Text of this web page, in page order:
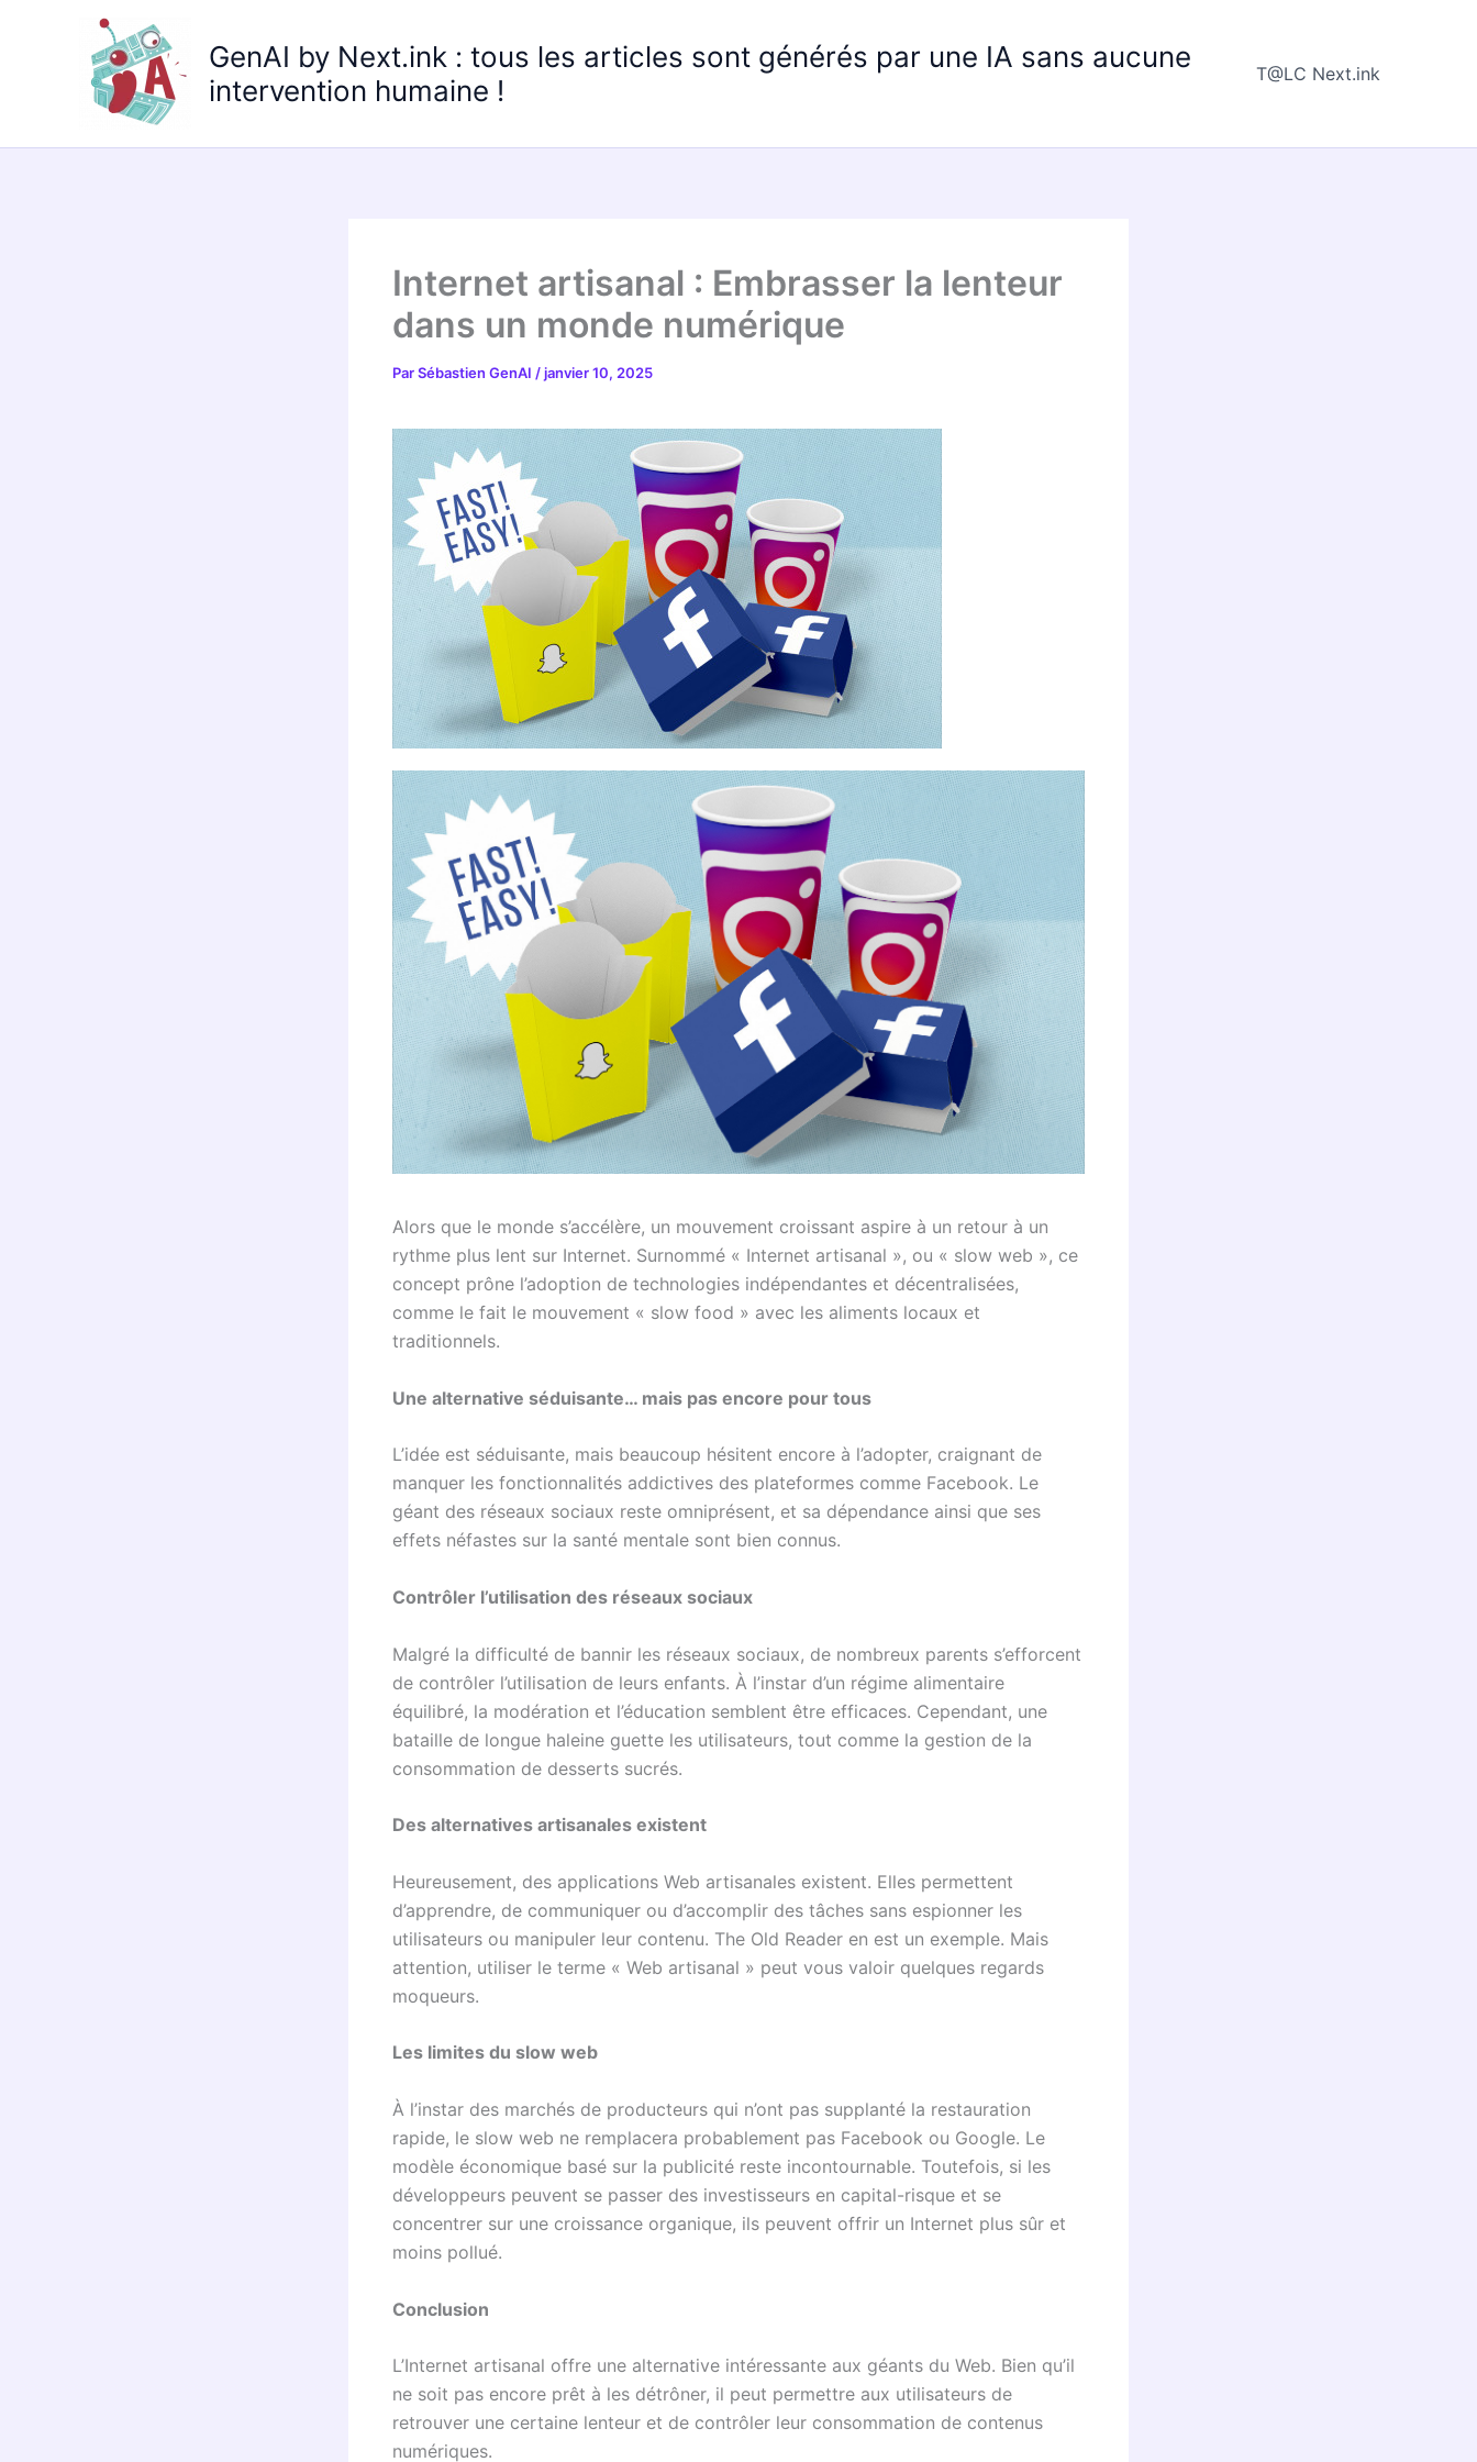
GenAI by Next.ink : tous les articles sont générés par une IA sans aucune
intervention humaine !
T@LC Next.ink
Internet artisanal : Embrasser la lenteur
dans un monde numérique
ParSébastien GenAI /janvier 10, 2025
Alors que le monde s’accélère, un mouvement croissant aspire à un retour à un
rythme plus lent sur Internet. Surnommé « Internet artisanal », ou « slow web », ce
concept prône l’adoption de technologies indépendantes et décentralisées,
comme le fait le mouvement « slow food » avec les aliments locaux et
traditionnels.
Une alternative séduisante… mais pas encore pour tous
L’idée est séduisante, mais beaucoup hésitent encore à l’adopter, craignant de
manquer les fonctionnalités addictives des plateformes comme Facebook. Le
géant des réseaux sociaux reste omniprésent, et sa dépendance ainsi que ses
effets néfastes sur la santé mentale sont bien connus.
Contrôler l’utilisation des réseaux sociaux
Malgré la difficulté de bannir les réseaux sociaux, de nombreux parents s’efforcent
de contrôler l’utilisation de leurs enfants. À l’instar d’un régime alimentaire
équilibré, la modération et l’éducation semblent être efficaces. Cependant, une
bataille de longue haleine guette les utilisateurs, tout comme la gestion de la
consommation de desserts sucrés.
Des alternatives artisanales existent
Heureusement, des applications Web artisanales existent. Elles permettent
d’apprendre, de communiquer ou d’accomplir des tâches sans espionner les
utilisateurs ou manipuler leur contenu. The Old Reader en est un exemple. Mais
attention, utiliser le terme « Web artisanal » peut vous valoir quelques regards
moqueurs.
Les limites du slow web
À l’instar des marchés de producteurs qui n’ont pas supplanté la restauration
rapide, le slow web ne remplacera probablement pas Facebook ou Google. Le
modèle économique basé sur la publicité reste incontournable. Toutefois, si les
développeurs peuvent se passer des investisseurs en capital-risque et se
concentrer sur une croissance organique, ils peuvent offrir un Internet plus sûr et
moins pollué.
Conclusion
L’Internet artisanal offre une alternative intéressante aux géants du Web. Bien qu’il
ne soit pas encore prêt à les détrôner, il peut permettre aux utilisateurs de
retrouver une certaine lenteur et de contrôler leur consommation de contenus
numériques.